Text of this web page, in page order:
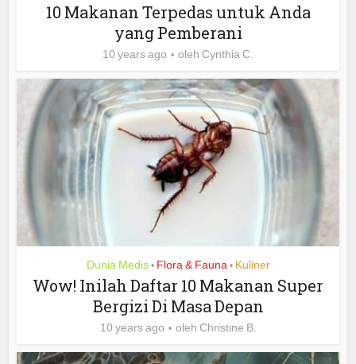
10 Makanan Terpedas untuk Anda
yang Pemberani
10 years ago oleh Cynthia C.
Dunia Medis • Flora & Fauna • Kuliner
Wow! Inilah Daftar 10 Makanan Super
Bergizi Di Masa Depan
10 years ago oleh Christine B.